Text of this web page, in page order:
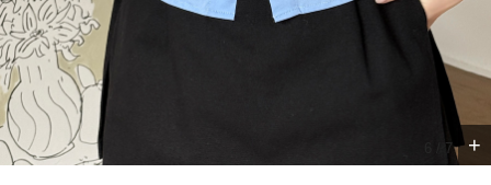
7 +